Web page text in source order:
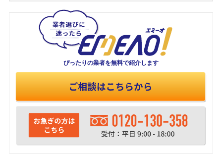
ぴったりの業者を無料で紹介します